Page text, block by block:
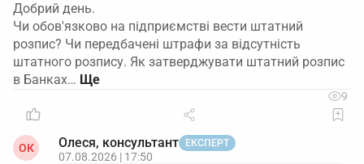
Добрий день.
Чи обов'язково на підприємстві вести штатний
розпис? Чи передбачені штрафи за відсутність
штатного розпису. Як затверджувати штатний розпис
в Банках…
9
ОК Олеся, консультант ЕКСПЕРТ
07.08.2026 | 17:50